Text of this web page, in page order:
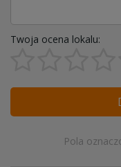
Twoja ocena lokalu:
Pola